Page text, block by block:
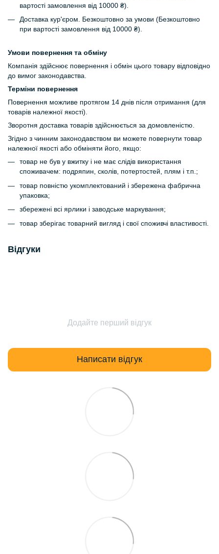
вартості замовлення від 10000 ₴).
Доставка кур'єром. Безкоштовно за умови (Безкоштовно
при вартості замовлення від 10000 ₴).
Умови повернення та обміну
Компанія здійснює повернення і обмін цього товару відповідно
до вимог законодавства.
Терміни повернення
Повернення можливе протягом 14 днів після отримання (для
товарів належної якості).
Зворотня доставка товарів здійснюється за домовленістю.
Згідно з чинним законодавством ви можете повернути товар
належної якості або обміняти його, якщо:
товар не був у вжитку і не має слідів використання
споживачем: подряпин, сколів, потертостей, плям і т.п.;
товар повністю укомплектований і збережена фабрична
упаковка;
збережені всі ярлики і заводське маркування;
товар зберігає товарний вигляд і свої споживчі властивості.
Відгуки
Додайте перший відгук
Написати відгук